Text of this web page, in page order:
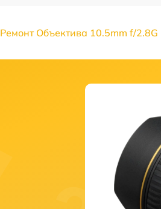
Ремонт Объектива 10.5mm f/2.8G